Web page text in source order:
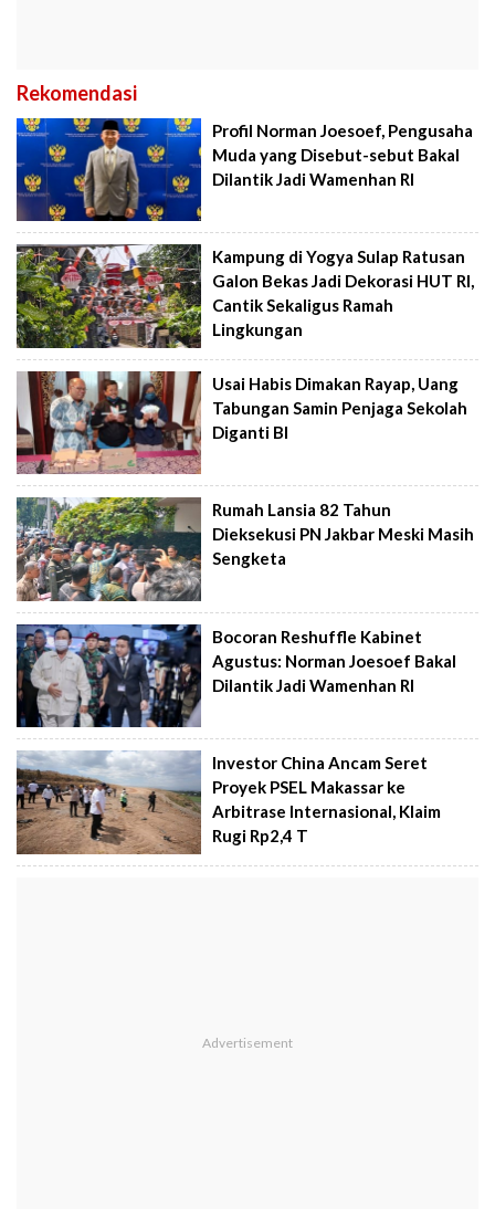
Rekomendasi
Profil Norman Joesoef, Pengusaha
Muda yang Disebut-sebut Bakal
Dilantik Jadi Wamenhan RI
Kampung di Yogya Sulap Ratusan
Galon Bekas Jadi Dekorasi HUT RI,
Cantik Sekaligus Ramah
Lingkungan
Usai Habis Dimakan Rayap, Uang
Tabungan Samin Penjaga Sekolah
Diganti BI
Rumah Lansia 82 Tahun
Dieksekusi PN Jakbar Meski Masih
Sengketa
Bocoran Reshuffle Kabinet
Agustus: Norman Joesoef Bakal
Dilantik Jadi Wamenhan RI
Investor China Ancam Seret
Proyek PSEL Makassar ke
Arbitrase Internasional, Klaim
Rugi Rp2,4 T